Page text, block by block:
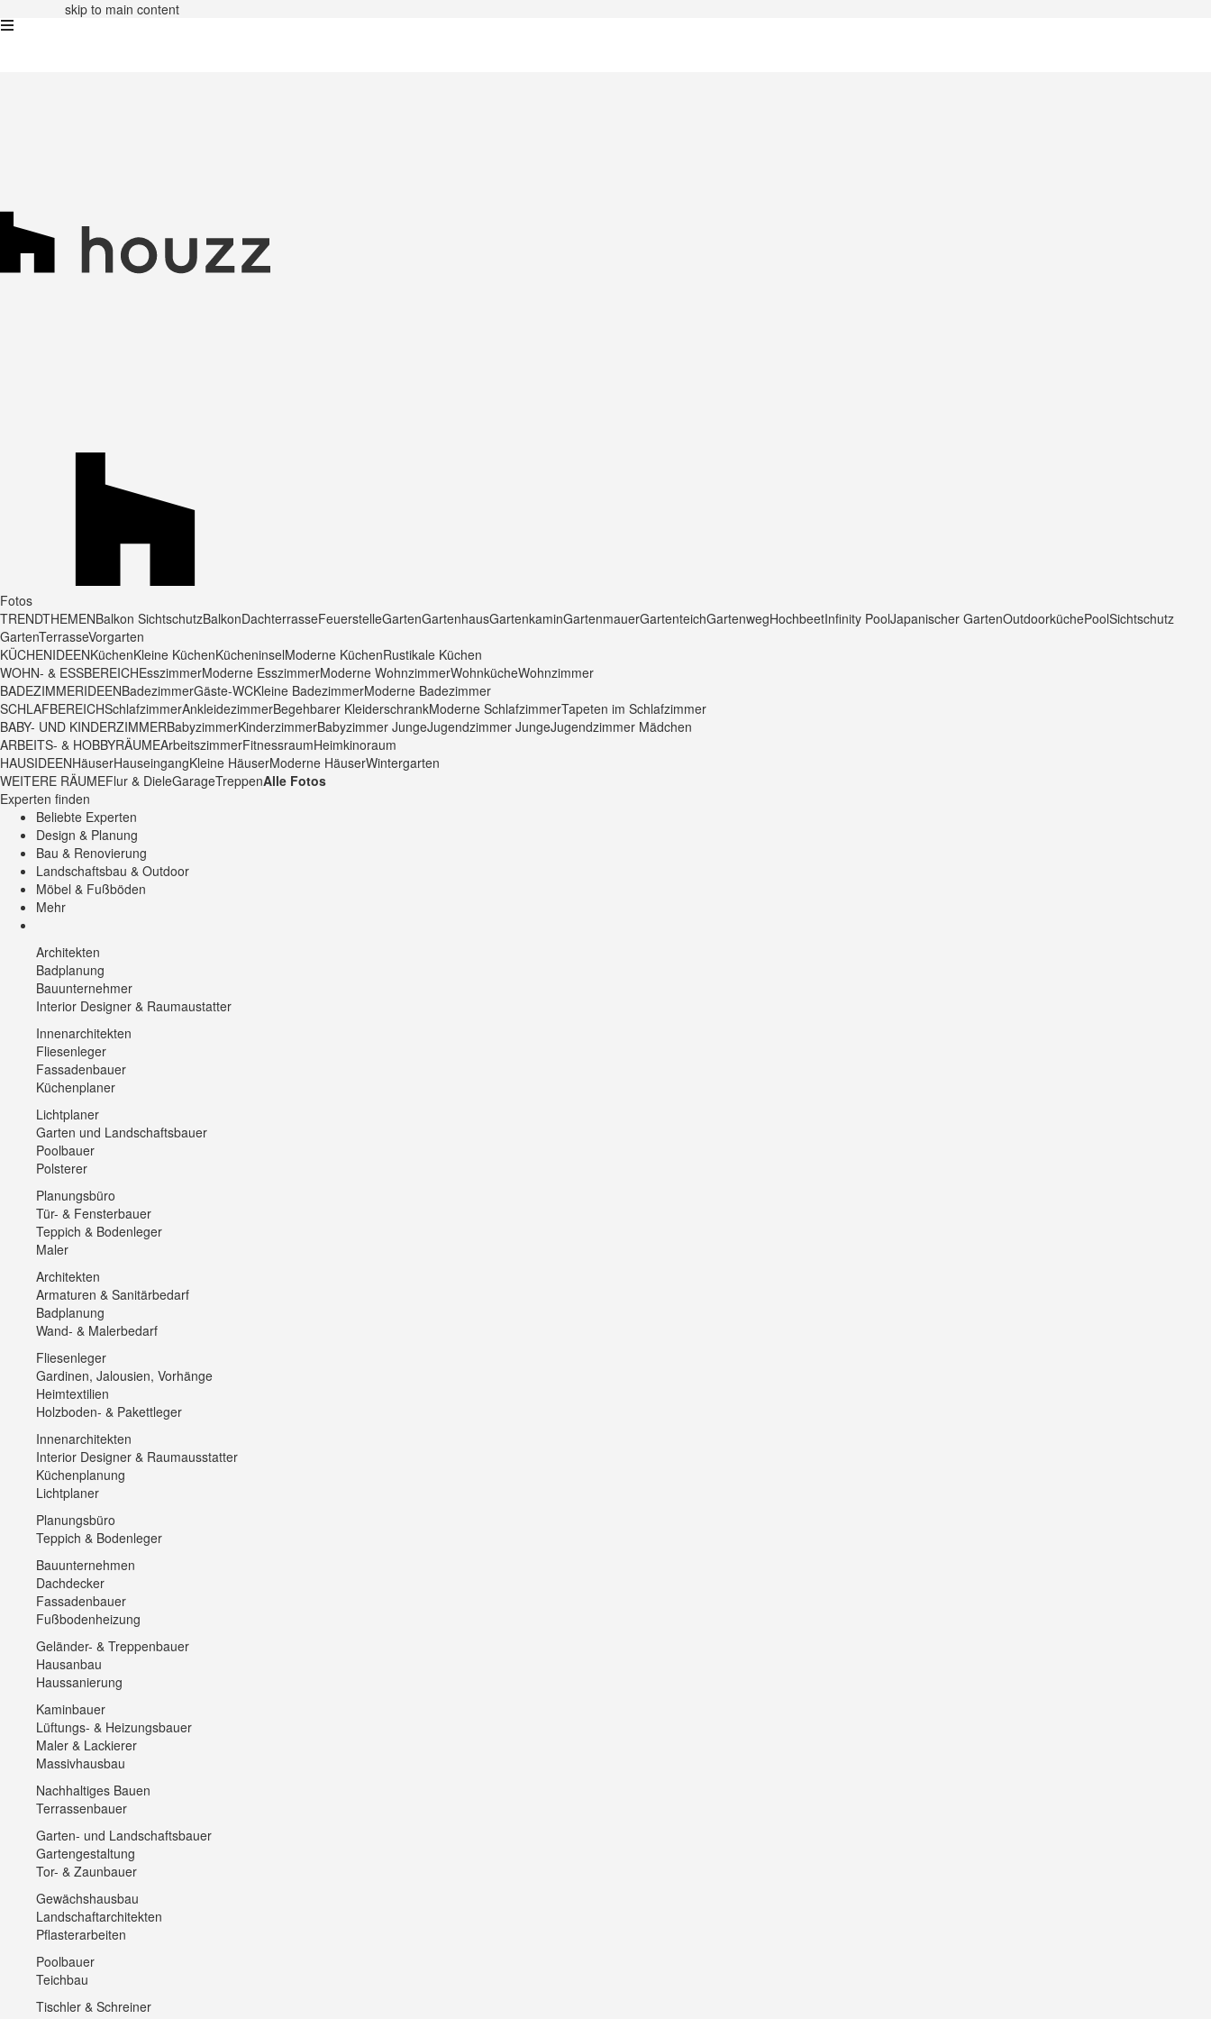
skip to main content
Fotos
TRENDTHEMENBalkon SichtschutzBalkonDachterrasseFeuerstelleGartenGartenhausGartenkaminGartenmauerGartenteichGartenwegHochbeetInfinity PoolJapanischer GartenOutdoorküchePoolSichtschutz
GartenTerrasseVorgarten
KÜCHENIDEENKüchenKleine KüchenKücheninselModerne KüchenRustikale Küchen
WOHN- & ESSBEREICHEsszimmerModerne EsszimmerModerne WohnzimmerWohnkücheWohnzimmer
BADEZIMMERIDEENBadezimmerGäste-WCKleine BadezimmerModerne Badezimmer
SCHLAFBEREICHSchlafzimmerAnkleidezimmerBegehbarer KleiderschrankModerne SchlafzimmerTapeten im Schlafzimmer
BABY- UND KINDERZIMMERBabyzimmerKinderzimmerBabyzimmer JungeJugendzimmer JungeJugendzimmer Mädchen
ARBEITS- & HOBBYRÄUMEArbeitszimmerFitnessraumHeimkinoraum
HAUSIDEENHäuserHauseingangKleine HäuserModerne HäuserWintergarten
WEITERE RÄUMEFlur & DieleGarageTreppenAlle Fotos
Experten finden
Beliebte Experten
Design & Planung
Bau & Renovierung
Landschaftsbau & Outdoor
Möbel & Fußböden
Mehr
Architekten
Badplanung
Bauunternehmer
Interior Designer & Raumaustatter
Innenarchitekten
Fliesenleger
Fassadenbauer
Küchenplaner
Lichtplaner
Garten und Landschaftsbauer
Poolbauer
Polsterer
Planungsbüro
Tür- & Fensterbauer
Teppich & Bodenleger
Maler
Architekten
Armaturen & Sanitärbedarf
Badplanung
Wand- & Malerbedarf
Fliesenleger
Gardinen, Jalousien, Vorhänge
Heimtextilien
Holzboden- & Pakettleger
Innenarchitekten
Interior Designer & Raumausstatter
Küchenplanung
Lichtplaner
Planungsbüro
Teppich & Bodenleger
Bauunternehmen
Dachdecker
Fassadenbauer
Fußbodenheizung
Geländer- & Treppenbauer
Hausanbau
Haussanierung
Kaminbauer
Lüftungs- & Heizungsbauer
Maler & Lackierer
Massivhausbau
Nachhaltiges Bauen
Terrassenbauer
Garten- und Landschaftsbauer
Gartengestaltung
Tor- & Zaunbauer
Gewächshausbau
Landschaftarchitekten
Pflasterarbeiten
Poolbauer
Teichbau
Tischler & Schreiner